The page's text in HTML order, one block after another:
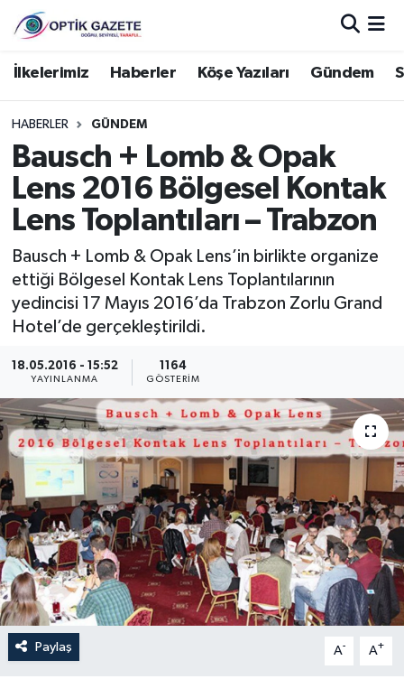
İlkelerimiz Haberler Köşe Yazıları Gündem
HABERLER GÜNDEM
Bausch + Lomb & Opak
Lens 2016 Bölgesel Kontak
Lens Toplantıları – Trabzon
Bausch + Lomb & Opak Lens’in birlikte organize
ettiği Bölgesel Kontak Lens Toplantılarının
yedincisi 17 Mayıs 2016’da Trabzon Zorlu Grand
Hotel’de gerçekleştirildi.
18.05.2016 - 15:52
YAYINLANMA
1164
GÖSTERIM
Paylaş A- A+
Nöbetçi Eczaneler
Hava Durumu
İstanbul Namaz Vakitleri
Trafik Durumu
Süper Lig Puan Durumu ve Fikstür
Tüm Manşetler
Haber Arşivi